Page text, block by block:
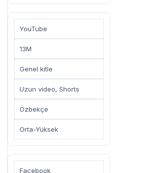
YouTube
13M
Genel kitle
Uzun video, Shorts
Özbekçe
Orta-Yüksek
Facebook